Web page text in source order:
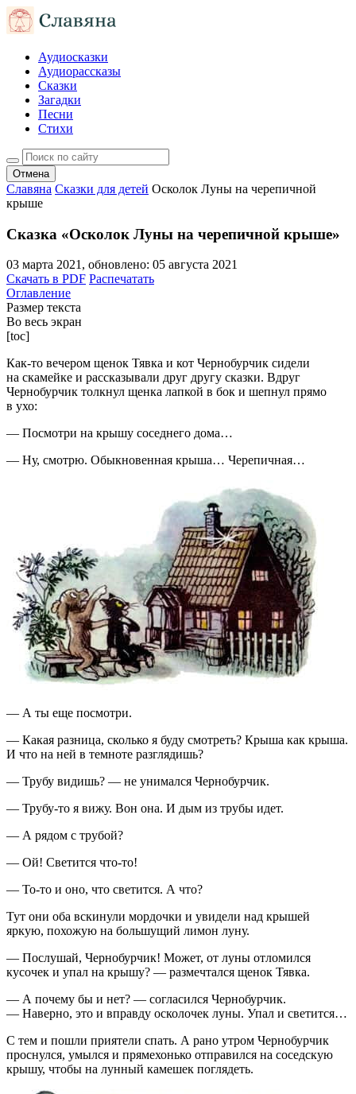
Аудиосказки
Аудиорассказы
Сказки
Загадки
Песни
Стихи
Отмена
Славяна Сказки для детей Осколок Луны на черепичной
крыше
Сказка «Осколок Луны на черепичной крыше»
03 марта 2021, обновлено: 05 августа 2021
Скачать в PDF Распечатать
Оглавление
Размер текста
Во весь экран
[toc]
Как-то вечером щенок Тявка и кот Чернобурчик сидели
на скамейке и рассказывали друг другу сказки. Вдруг
Чернобурчик толкнул щенка лапкой в бок и шепнул прямо
в ухо:
— Посмотри на крышу соседнего дома…
— Ну, смотрю. Обыкновенная крыша… Черепичная…
— А ты еще посмотри.
— Какая разница, сколько я буду смотреть? Крыша как крыша.
И что на ней в темноте разглядишь?
— Трубу видишь? — не унимался Чернобурчик.
— Трубу-то я вижу. Вон она. И дым из трубы идет.
— А рядом с трубой?
— Ой! Светится что-то!
— То-то и оно, что светится. А что?
Тут они оба вскинули мордочки и увидели над крышей
яркую, похожую на большущий лимон луну.
— Послушай, Чернобурчик! Может, от луны отломился
кусочек и упал на крышу? — размечтался щенок Тявка.
— А почему бы и нет? — согласился Чернобурчик.
— Наверно, это и вправду осколочек луны. Упал и светится…
С тем и пошли приятели спать. А рано утром Чернобурчик
проснулся, умылся и прямехонько отправился на соседскую
крышу, чтобы на лунный камешек поглядеть.